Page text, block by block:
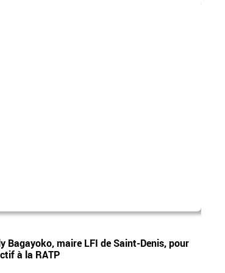
Bagayoko, maire LFI de Saint-Denis, pour
à la RATP